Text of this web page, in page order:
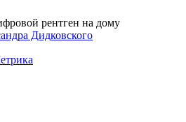
Дидковского